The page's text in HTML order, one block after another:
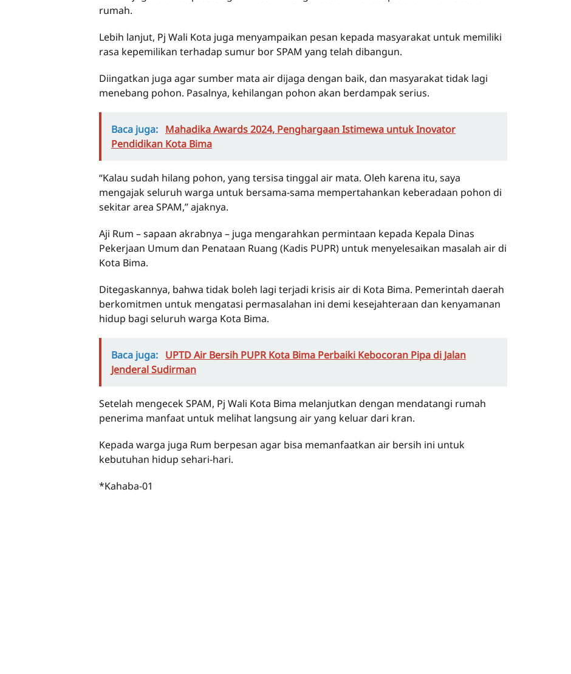
rumah.
Lebih lanjut, Pj Wali Kota juga menyampaikan pesan kepada masyarakat untuk memiliki
rasa kepemilikan terhadap sumur bor SPAM yang telah dibangun.
Diingatkan juga agar sumber mata air dijaga dengan baik, dan masyarakat tidak lagi
menebang pohon. Pasalnya, kehilangan pohon akan berdampak serius.
Baca juga: Mahadika Awards 2024, Penghargaan Istimewa untuk Inovator
Pendidikan Kota Bima
“Kalau sudah hilang pohon, yang tersisa tinggal air mata. Oleh karena itu, saya
mengajak seluruh warga untuk bersama-sama mempertahankan keberadaan pohon di
sekitar area SPAM,” ajaknya.
Aji Rum – sapaan akrabnya – juga mengarahkan permintaan kepada Kepala Dinas
Pekerjaan Umum dan Penataan Ruang (Kadis PUPR) untuk menyelesaikan masalah air di
Kota Bima.
Ditegaskannya, bahwa tidak boleh lagi terjadi krisis air di Kota Bima. Pemerintah daerah
berkomitmen untuk mengatasi permasalahan ini demi kesejahteraan dan kenyamanan
hidup bagi seluruh warga Kota Bima.
Baca juga: UPTD Air Bersih PUPR Kota Bima Perbaiki Kebocoran Pipa di Jalan
Jenderal Sudirman
Setelah mengecek SPAM, Pj Wali Kota Bima melanjutkan dengan mendatangi rumah
penerima manfaat untuk melihat langsung air yang keluar dari kran.
Kepada warga juga Rum berpesan agar bisa memanfaatkan air bersih ini untuk
kebutuhan hidup sehari-hari.
*Kahaba-01